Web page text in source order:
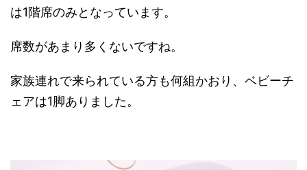
は1階席のみとなっています。
席数があまり多くないですね。
家族連れで来られている方も何組かおり、ベビーチ
ェアは1脚ありました。